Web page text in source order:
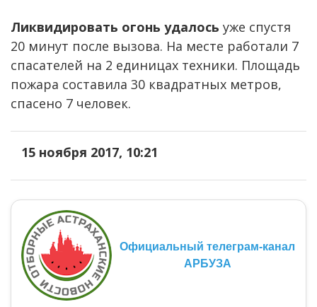
Ликвидировать огонь удалось уже спустя
20 минут после вызова. На месте работали 7
спасателей на 2 единицах техники. Площадь
пожара составила 30 квадратных метров,
спасено 7 человек.
15 ноября 2017, 10:21
Официальный телеграм-канал
АРБУЗА